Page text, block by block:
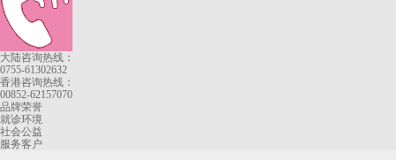
大陆咨询热线：
0755-61302632
香港咨询热线：
00852-62157070
品牌荣誉
就诊环境
社会公益
服务客户